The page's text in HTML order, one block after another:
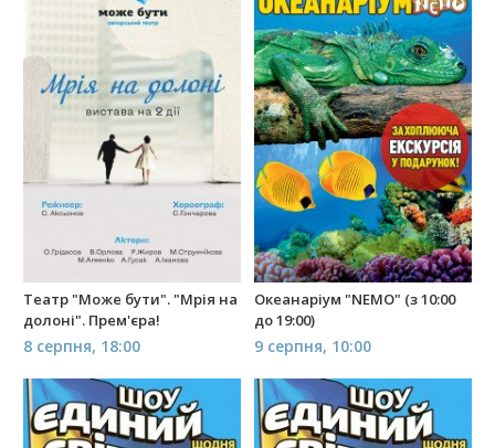
Театр "Може бути". "Мрія на
долоні". Прем'єра!
8 серпня, 18:00
Океанаріум "NEMO" (з 10:00
до 19:00)
9 серпня, 10:00